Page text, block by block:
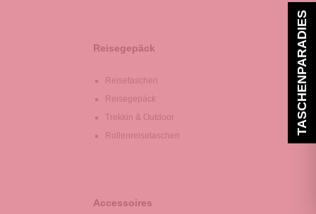
Reisegepäck
Reisetaschen
Reisegepäck
Trekkin & Outdoor
Rollenreisetaschen
Accessoires
TASCHENPARADIES